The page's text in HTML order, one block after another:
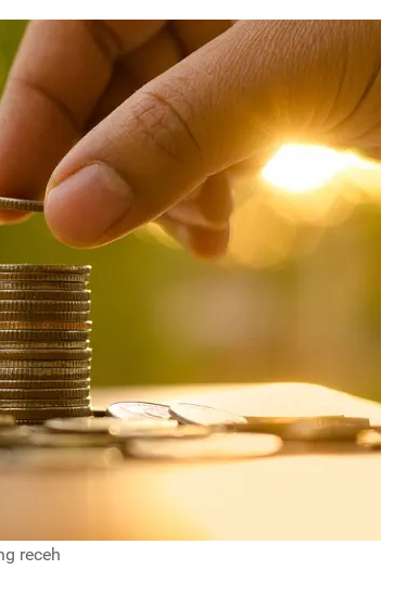
receh